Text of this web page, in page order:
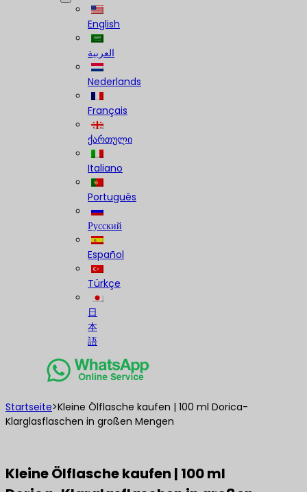
English
العربية
Nederlands
Français
ქართული
Italiano
Português
Русский
Español
Türkçe
日
本
語
Startseite>Kleine Ölflasche kaufen | 100 ml Dorica-
Klarglasflaschen in großen Mengen
Kleine Ölflasche kaufen | 100 ml